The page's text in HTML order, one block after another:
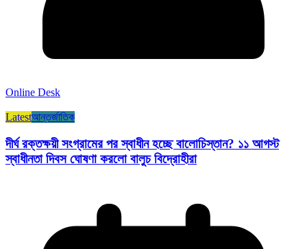
Online Desk
Latestআন্তর্জাতিক
দীর্ঘ রক্তক্ষয়ী সংগ্রামের পর স্বাধীন হচ্ছে বালোচিস্তান? ১১ আগস্ট
স্বাধীনতা দিবস ঘোষণা করলো বালুচ বিদ্রোহীরা